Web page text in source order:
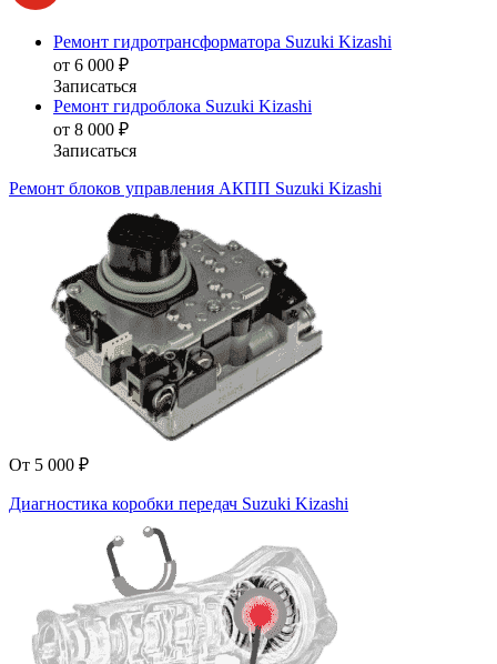
Ремонт гидротрансформатора Suzuki Kizashi
от 6 000 ₽
Записаться
Ремонт гидроблока Suzuki Kizashi
от 8 000 ₽
Записаться
Ремонт блоков управления АКПП Suzuki Kizashi
От 5 000 ₽
Диагностика коробки передач Suzuki Kizashi